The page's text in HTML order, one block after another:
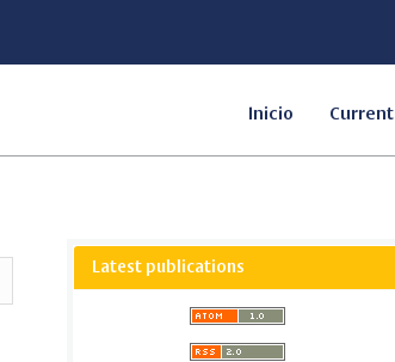
Inicio Current
Latest publications